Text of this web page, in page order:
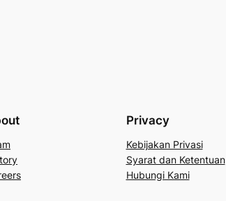
Privacy
Kebijakan Privasi
Syarat dan Ketentuan
Hubungi Kami